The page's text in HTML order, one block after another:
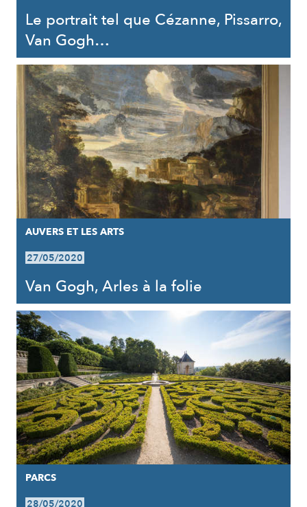
Le portrait tel que Cézanne, Pissarro,
Van Gogh…
AUVERS ET LES ARTS
27/05/2020
Van Gogh, Arles à la folie
PARCS
28/05/2020